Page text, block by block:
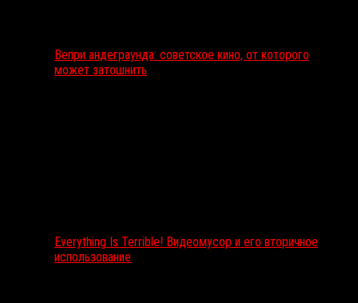
Вепри андеграунда: советское кино, от которого
может затошнить
Everything Is Terrible! Видеомусор и его вторичное
использование